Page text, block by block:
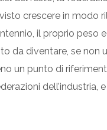
crescere in modo
il proprio peso
da diventare, se non
un punto di
dell’industria,